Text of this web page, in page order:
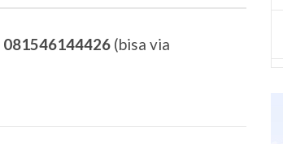
081546144426 (bisa via